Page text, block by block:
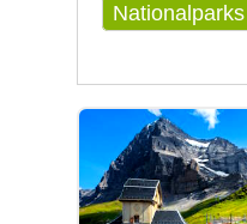
Nationalparks